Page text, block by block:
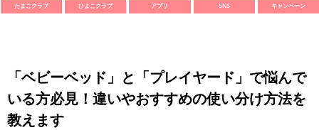
たまごクラブ ひよこクラブ アプリ SNS キャンペーン
「ベビーベッド」と「プレイヤード」で悩んで
いる方必見！違いやおすすめの使い分け方法を
教えます